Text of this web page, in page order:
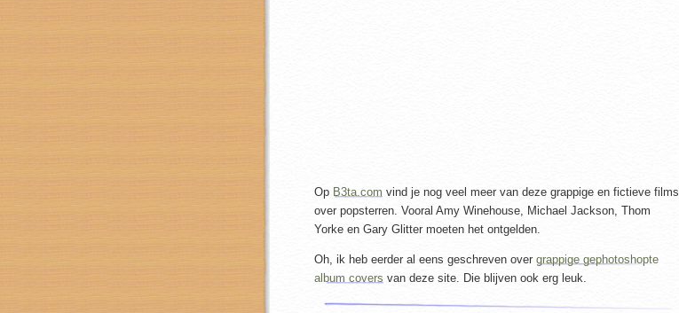
Op B3ta.com vind je nog veel meer van deze grappige en fictieve films
over popsterren. Vooral Amy Winehouse, Michael Jackson, Thom
Yorke en Gary Glitter moeten het ontgelden.
Oh, ik heb eerder al eens geschreven over grappige gephotoshopte
album covers van deze site. Die blijven ook erg leuk.